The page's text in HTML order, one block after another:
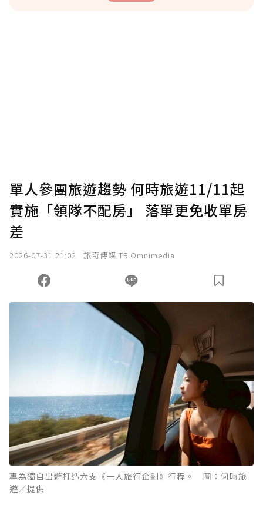
確認送出
您當前剩餘 U 利點數：0點；前往 購買點數
單人參團旅遊趨勢 何時旅遊11/11起
實施「領隊不配房」 落單更免收單房
差
2026-07-31 21:02 旅奇傳媒 TR Omnimedia
專為獨自出遊打造六支《一人旅行企劃》行程。 圖：何時旅
遊／提供